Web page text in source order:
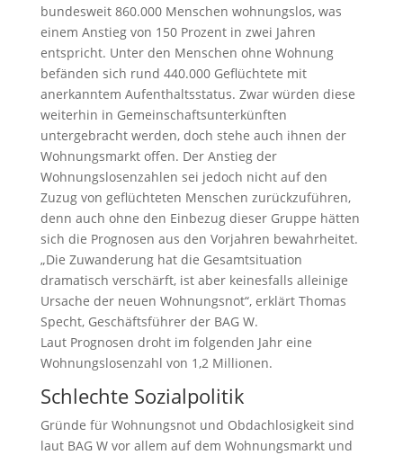
bundesweit 860.000 Menschen wohnungslos, was
einem Anstieg von 150 Prozent in zwei Jahren
entspricht. Unter den Menschen ohne Wohnung
befänden sich rund 440.000 Geflüchtete mit
anerkanntem Aufenthaltsstatus. Zwar würden diese
weiterhin in Gemeinschaftsunterkünften
untergebracht werden, doch stehe auch ihnen der
Wohnungsmarkt offen. Der Anstieg der
Wohnungslosenzahlen sei jedoch nicht auf den
Zuzug von geflüchteten Menschen zurückzuführen,
denn auch ohne den Einbezug dieser Gruppe hätten
sich die Prognosen aus den Vorjahren bewahrheitet.
„Die Zuwanderung hat die Gesamtsituation
dramatisch verschärft, ist aber keinesfalls alleinige
Ursache der neuen Wohnungsnot“, erklärt Thomas
Specht, Geschäftsführer der BAG W.
Laut Prognosen droht im folgenden Jahr eine
Wohnungslosenzahl von 1,2 Millionen.
Schlechte Sozialpolitik
Gründe für Wohnungsnot und Obdachlosigkeit sind
laut BAG W vor allem auf dem Wohnungsmarkt und